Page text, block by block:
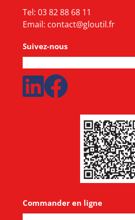
Tel: 03 82 88 68 11
Email: contact@gloutil.fr
Suivez-nous
Commander en ligne